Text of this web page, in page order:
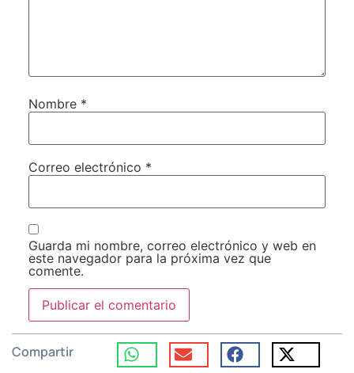
Nombre *
Correo electrónico *
Guarda mi nombre, correo electrónico y web en
este navegador para la próxima vez que
comente.
Compartir